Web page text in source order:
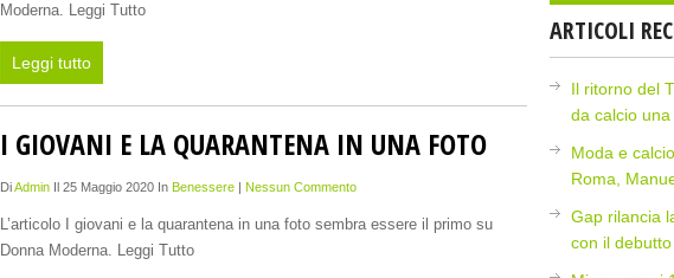
Moderna. Leggi Tutto
Leggi tutto
I GIOVANI E LA QUARANTENA IN UNA FOTO
DiAdmin Il 25 Maggio 2020 InBenessere |Nessun Commento
L’articolo I giovani e la quarantena in una foto sembra essere il primo su
Donna Moderna. Leggi Tutto
ARTICOLI
Il ritorno del
da calcio
Moda e
Roma,
Gap rilancia
con il